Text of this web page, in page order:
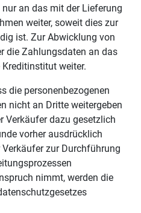
an das mit der Lieferung
weiter, soweit dies zur
ist. Zur Abwicklung von
die Zahlungsdaten an das
weiter.
die personenbezogenen
nicht an Dritte weitergeben
Verkäufer dazu gesetzlich
vorher ausdrücklich
zur Durchführung
nimmt, werden die